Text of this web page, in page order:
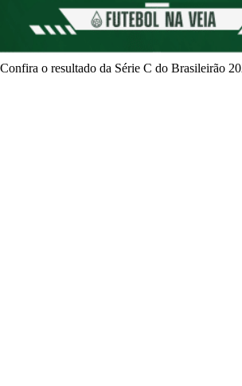
Confira o resultado da Série C do Brasileirão